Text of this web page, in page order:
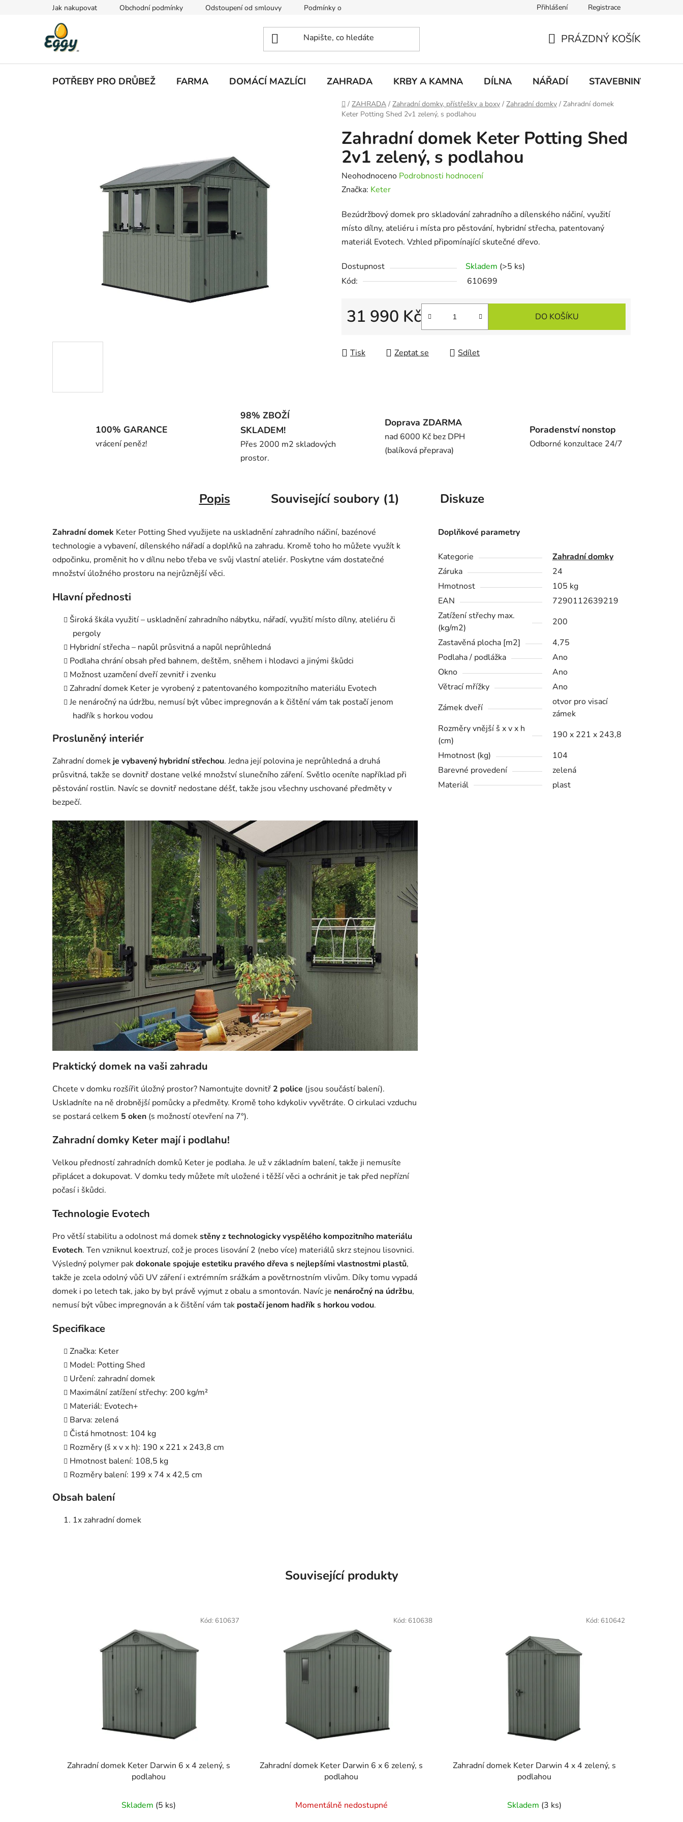
Jak nakupovat Obchodní podmínky Odstoupení od smlouvy Podmínky ochrany osobních údajů Doprava a platbaPřihlášení Registrace
KOŠÍK
PRÁZDNÝ KOŠÍK
POTŘEBY PRO DRŮBEŽ FARMA DOMÁCÍ MAZLÍCI ZAHRADA KRBY A KAMNA DÍLNA NÁŘADÍ STAVEBNINY
Domů
/ ZAHRADA / Zahradní domky, přístřešky a boxy / Zahradní domky / Zahradní domek
Keter Potting Shed 2v1 zelený, s podlahou
Zahradní domek Keter Potting Shed
2v1 zelený, s podlahou
Průměrné
hodnocení
je
0,0
z
hvězdiček.
Neohodnoceno Podrobnosti hodnocení
Značka: Keter
Bezúdržbový domek pro skladování zahradního a dílenského náčiní, využití
místo dílny, ateliéru i místa pro pěstování, hybridní střecha, patentovaný
materiál Evotech. Vzhled připomínající skutečné dřevo.
Dostupnost Skladem (>5 ks)
Kód:
610699
31 990 Kč DO KOŠÍKU
Tisk Zeptat se Sdílet
100% GARANCE
vrácení peněz!
98% ZBOŽÍ
SKLADEM!
Přes 2000 m2 skladových
prostor.
Doprava ZDARMA
nad 6000 Kč bez DPH
(balíková přeprava)
Poradenství nonstop
Odborné konzultace 24/7
Popis Související soubory (1) Diskuze
Zahradní domek Keter Potting Shed využijete na uskladnění zahradního náčiní, bazénové
technologie a vybavení, dílenského nářadí a doplňků na zahradu. Kromě toho ho můžete využít k
odpočinku, proměnit ho v dílnu nebo třeba ve svůj vlastní ateliér. Poskytne vám dostatečné
množství úložného prostoru na nejrůznější věci.
Hlavní přednosti
Široká škála využití – uskladnění zahradního nábytku, nářadí, využití místo dílny, ateliéru či
pergoly
Hybridní střecha – napůl průsvitná a napůl neprůhledná
Podlaha chrání obsah před bahnem, deštěm, sněhem i hlodavci a jinými škůdci
Možnost uzamčení dveří zevnitř i zvenku
Zahradní domek Keter je vyrobený z patentovaného kompozitního materiálu Evotech
Je nenáročný na údržbu, nemusí být vůbec impregnován a k čištění vám tak postačí jenom
hadřík s horkou vodou
Prosluněný interiér
Zahradní domek je vybavený hybridní střechou. Jedna její polovina je neprůhledná a druhá
průsvitná, takže se dovnitř dostane velké množství slunečního záření. Světlo oceníte například při
pěstování rostlin. Navíc se dovnitř nedostane déšť, takže jsou všechny uschované předměty v
bezpečí.
Praktický domek na vaši zahradu
Chcete v domku rozšířit úložný prostor? Namontujte dovnitř 2 police (jsou součástí balení).
Uskladníte na ně drobnější pomůcky a předměty. Kromě toho kdykoliv vyvětráte. O cirkulaci vzduchu
se postará celkem 5 oken (s možností otevření na 7°).
Zahradní domky Keter mají i podlahu!
Velkou předností zahradních domků Keter je podlaha. Je už v základním balení, takže ji nemusíte
připlácet a dokupovat. V domku tedy můžete mít uložené i těžší věci a ochránit je tak před nepřízní
počasí i škůdci.
Technologie Evotech
Pro větší stabilitu a odolnost má domekstěny z technologicky vyspělého kompozitního materiálu
Evotech. Ten vzniknul koextruzí, což je proces lisování 2 (nebo více) materiálů skrz stejnou lisovnici.
Výsledný polymer pakdokonale spojuje estetiku pravého dřeva s nejlepšími vlastnostmi plastů,
takže je zcela odolný vůči UV záření i extrémním srážkám a povětrnostním vlivům. Díky tomu vypadá
domek i po letech tak, jako by byl právě vyjmut z obalu a smontován. Navíc je nenáročný na údržbu,
nemusí být vůbec impregnován a k čištění vám tak postačí jenom hadřík s horkou vodou.
Specifikace
Značka: Keter
Model: Potting Shed
Určení: zahradní domek
Maximální zatížení střechy: 200 kg/m²
Materiál: Evotech+
Barva: zelená
Čistá hmotnost: 104 kg
Rozměry (š x v x h): 190 x 221 x 243,8 cm
Hmotnost balení: 108,5 kg
Rozměry balení: 199 x 74 x 42,5 cm
Obsah balení
1x zahradní domek
Doplňkové parametry
Kategorie
Zahradní domky
Záruka
24
Hmotnost
105 kg
EAN
7290112639219
Zatížení střechy max.
(kg/m2)
200
Zastavěná plocha [m2]
4,75
Podlaha / podlážka
Ano
Okno
Ano
Větrací mřížky
Ano
Zámek dveří
otvor pro visací
zámek
Rozměry vnější š x v x h
(cm)
190 x 221 x 243,8
Hmotnost (kg)
104
Barevné provedení
zelená
Materiál
plast
Související produkty
Zahradní domek Keter Darwin 6 x 4 zelený, s
podlahou
Skladem (5 ks)
Kód: 610637
Zahradní domek Keter Darwin 6 x 6 zelený, s
podlahou
Momentálně nedostupné
Kód: 610638
Zahradní domek Keter Darwin 4 x 4 zelený, s
podlahou
Skladem (3 ks)
Kód: 610642